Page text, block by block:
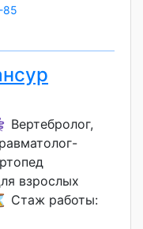
85
Вертебролог,
взрослых
Стаж работы: